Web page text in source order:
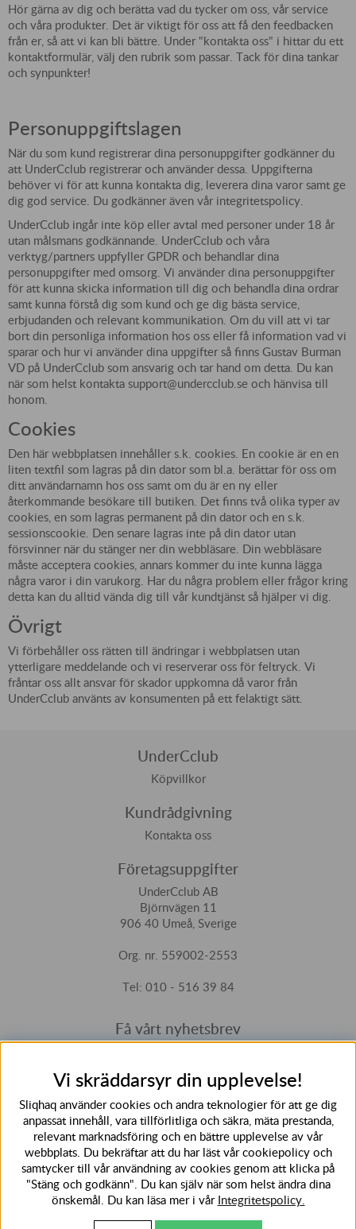
Hör gärna av dig och berätta vad du tycker om oss, vår service
och våra produkter. Det är viktigt för oss att få den feedbacken
från er, så att vi kan bli bättre. Under "kontakta oss" i hittar du ett
kontaktformulär, välj den rubrik som passar. Tack för dina tankar
och synpunkter!
Personuppgiftslagen
När du som kund registrerar dina personuppgifter godkänner du
att UnderCclub registrerar och använder dessa. Uppgifterna
behöver vi för att kunna kontakta dig, leverera dina varor samt ge
dig god service. Du godkänner även vår integritetspolicy.
UnderCclub ingår inte köp eller avtal med personer under 18 år
utan målsmans godkännande. UnderCclub och våra
verktyg/partners uppfyller GPDR och behandlar dina
personuppgifter med omsorg. Vi använder dina personuppgifter
för att kunna skicka information till dig och behandla dina ordrar
samt kunna förstå dig som kund och ge dig bästa service,
erbjudanden och relevant kommunikation. Om du vill att vi tar
bort din personliga information hos oss eller få information vad vi
sparar och hur vi använder dina uppgifter så finns Gustav Burman
VD på UnderCclub som ansvarig och tar hand om detta. Du kan
när som helst kontakta support@undercclub.se och hänvisa till
honom.
Cookies
Den här webbplatsen innehåller s.k. cookies. En cookie är en en
liten textfil som lagras på din dator som bl.a. berättar för oss om
ditt användarnamn hos oss samt om du är en ny eller
återkommande besökare till butiken. Det finns två olika typer av
cookies, en som lagras permanent på din dator och en s.k.
sessionscookie. Den senare lagras inte på din dator utan
försvinner när du stänger ner din webbläsare. Din webbläsare
måste acceptera cookies, annars kommer du inte kunna lägga
några varor i din varukorg. Har du några problem eller frågor kring
detta kan du alltid vända dig till vår kundtjänst så hjälper vi dig.
Övrigt
Vi förbehåller oss rätten till ändringar i webbplatsen utan
ytterligare meddelande och vi reserverar oss för feltryck. Vi
fråntar oss allt ansvar för skador uppkomna då varor från
UnderCclub använts av konsumenten på ett felaktigt sätt.
UnderCclub
Köpvillkor
Kundrådgivning
Kontakta oss
Företagsuppgifter
UnderCclub AB
Björnvägen 11
906 40 Umeå, Sverige
Org. nr. 559002-2553
Tel: 010 - 516 39 84
Få vårt nyhetsbrev
Vi skräddarsyr din upplevelse!
Sliqhaq använder cookies och andra teknologier för att ge dig
anpassat innehåll, vara tillförlitliga och säkra, mäta prestanda,
relevant marknadsföring och en bättre upplevelse av vår
webbplats. Du bekräftar att du har läst vår cookiepolicy och
samtycker till vår användning av cookies genom att klicka på
"Stäng och godkänn". Du kan själv när som helst ändra dina
önskemål. Du kan läsa mer i vår Integritetspolicy.